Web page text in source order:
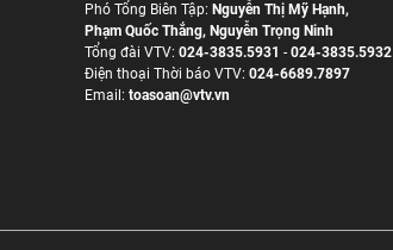
Phó Tổng Biên Tập: Nguyễn Thị Mỹ Hạnh,
Phạm Quốc Thắng, Nguyễn Trọng Ninh
Tổng đài VTV: 024-3835.5931 - 024-3835.5932
Ðiện thoại Thời báo VTV: 024-6689.7897
Email: toasoan@vtv.vn